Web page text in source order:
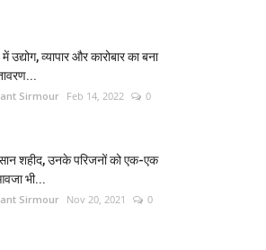
उद्योग, व्यापार और कारोबार का बना
Sirmour Feb 14, 2022
0
शहीद, उनके परिजनों को एक-एक
भी...
Sirmour Nov 20, 2021
0